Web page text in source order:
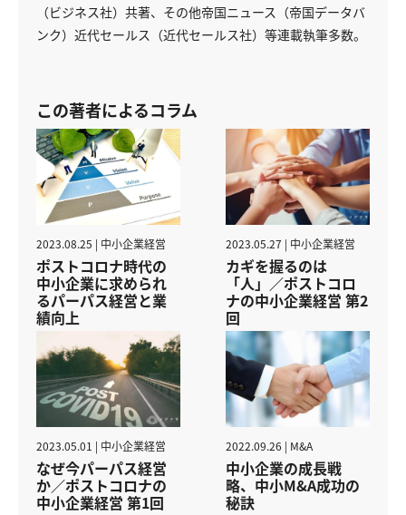
（ビジネス社）共著、その他帝国ニュース（帝国データバ
ンク）近代セールス（近代セールス社）等連載執筆多数。
この著者によるコラム
2023.08.25 | 中小企業経営
ポストコロナ時代の
中小企業に求められ
るパーパス経営と業
績向上
2023.05.27 | 中小企業経営
カギを握るのは
「人」／ポストコロ
ナの中小企業経営 第2
回
2023.05.01 | 中小企業経営
なぜ今パーパス経営
か／ポストコロナの
中小企業経営 第1回
2022.09.26 | M&A
中小企業の成長戦
略、中小M&A成功の
秘訣